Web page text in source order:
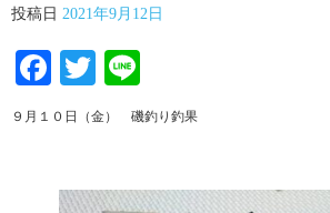
投稿日 2021年9月12日
Facebook
Twitter
９月１０日（金） 磯釣り釣果